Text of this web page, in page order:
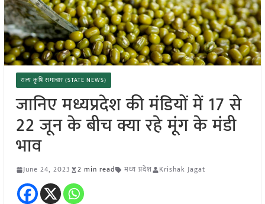
राज्य कृषि समाचार (STATE NEWS)
जानिए मध्यप्रदेश की मंडियों में 17 से
22 जून के बीच क्या रहे मूंग के मंडी
भाव
June 24, 2023 2 min read मध्य प्रदेश Krishak Jagat